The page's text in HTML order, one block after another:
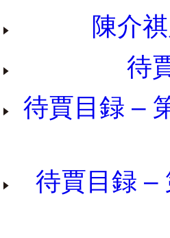
陳介
待
待賈目録 –
待賈目録 –